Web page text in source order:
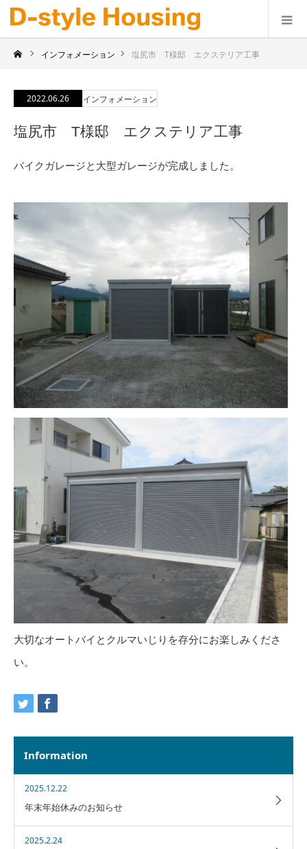
インフォメーション 塩尻市 T様邸 エクステリア工事
2022.06.26 インフォメーション
塩尻市 T様邸 エクステリア工事
バイクガレージと大型ガレージが完成しました。
大切なオートバイとクルマいじりを存分にお楽しみくださ
い。
Information
2025.12.22
年末年始休みのお知らせ
2025.2.24